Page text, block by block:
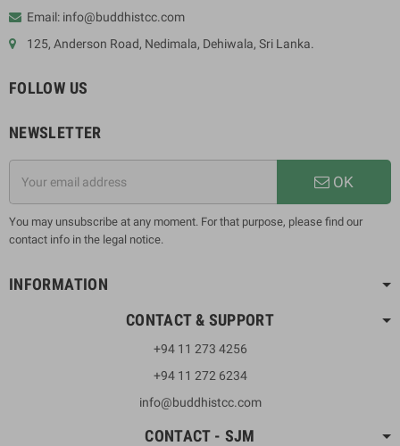
Email: info@buddhistcc.com
125, Anderson Road, Nedimala, Dehiwala, Sri Lanka.
FOLLOW US
NEWSLETTER
OK
You may unsubscribe at any moment. For that purpose, please find our
contact info in the legal notice.
INFORMATION
CONTACT & SUPPORT
+94 11 273 4256
+94 11 272 6234
info@buddhistcc.com
CONTACT - SJM